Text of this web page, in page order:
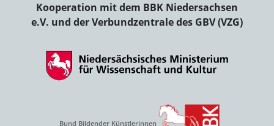
Kooperation mit dem BBK Niedersachsen
e.V. und der Verbundzentrale des GBV (VZG)
Bund Bildender Künstlerinnen